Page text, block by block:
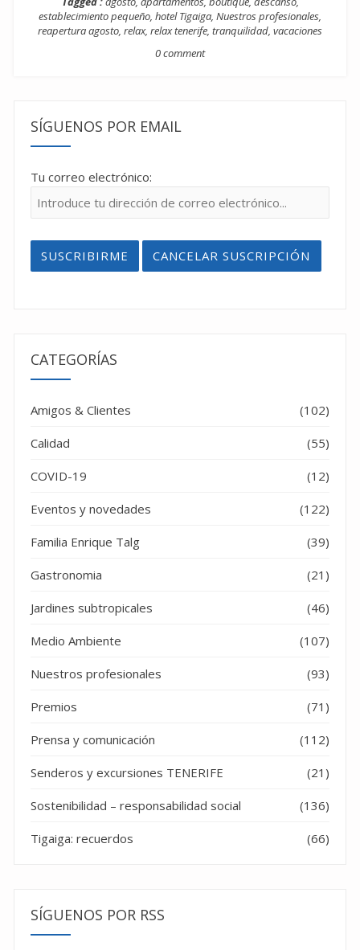
establecimiento pequeño hotel Tigaiga Nuestros profesionales
reapertura agosto relax, relax tenerife tranquilidad vacaciones
0 comment
SÍGUENOS POR EMAIL
Tu correo electrónico:
CATEGORÍAS
Amigos & Clientes (102)
Calidad (55)
COVID-19 (12)
Eventos y novedades (122)
Familia Enrique Talg (39)
Gastronomia (21)
Jardines subtropicales (46)
Medio Ambiente (107)
Nuestros profesionales (93)
Premios (71)
Prensa y comunicación (112)
Senderos y excursiones TENERIFE (21)
Sostenibilidad – responsabilidad social (136)
Tigaiga: recuerdos (66)
SÍGUENOS POR RSS